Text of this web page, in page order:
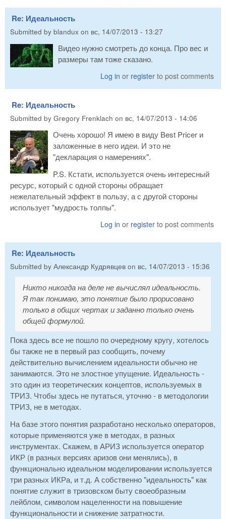
Re: Идеальность
Submitted by blandux on вс, 14/07/2013 - 13:27
Видео нужно смотреть до конца. Про вес и
размеры там тоже сказано.
Log in or register to post comments
Re: Идеальность
Submitted by Gregory Frenklach on вс, 14/07/2013 - 14:06
Очень хорошо! Я имею в виду Best Pricer и
заложенные в него идеи. И это не
"декларация о намерениях".
P.S. Кстати, используется очень интересный
ресурс, который с одной стороны обращает
нежелательный эффект в пользу, а с другой стороны
использует "мудрость толпы".
Log in or register to post comments
Re: Идеальность
Submitted by Александр Кудрявцев on вс, 14/07/2013 - 15:36
Никто никогда на деле не вычислял идеальность.
Я так понимаю, это понятие было прорисовано
только в общих чертах и заданно только очень
общей формулой.
Пока здесь все не пошло по очередному кругу, хотелось
бы также не в первый раз сообщить, почему
действительно вычислением идеальности обычно не
занимаются. Это не злостное упущение. Идеальность -
это один из теоретических концептов, используемых в
ТРИЗ. Чтобы здесь не путаться, уточню - в методологии
ТРИЗ, не в методах.
На базе этого понятия разработано несколько операторов,
которые применяются уже в методах, в разных
инструментах. Скажем, в АРИЗ используется оператор
ИКР (в разных версиях аризов они менялись), в
функционально идеальном моделировании используется
три разных ИКРа, и т.д. А собственно "идеальность" как
понятие служит в тризовском быту своеобразным
лейблом, символом нацеленности на повышение
функциональности и снижение затратности.